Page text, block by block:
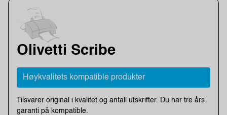
Olivetti Scribe
Høykvalitets kompatible produkter
Tilsvarer original i kvalitet og antall utskrifter. Du har tre års
garanti på kompatible.